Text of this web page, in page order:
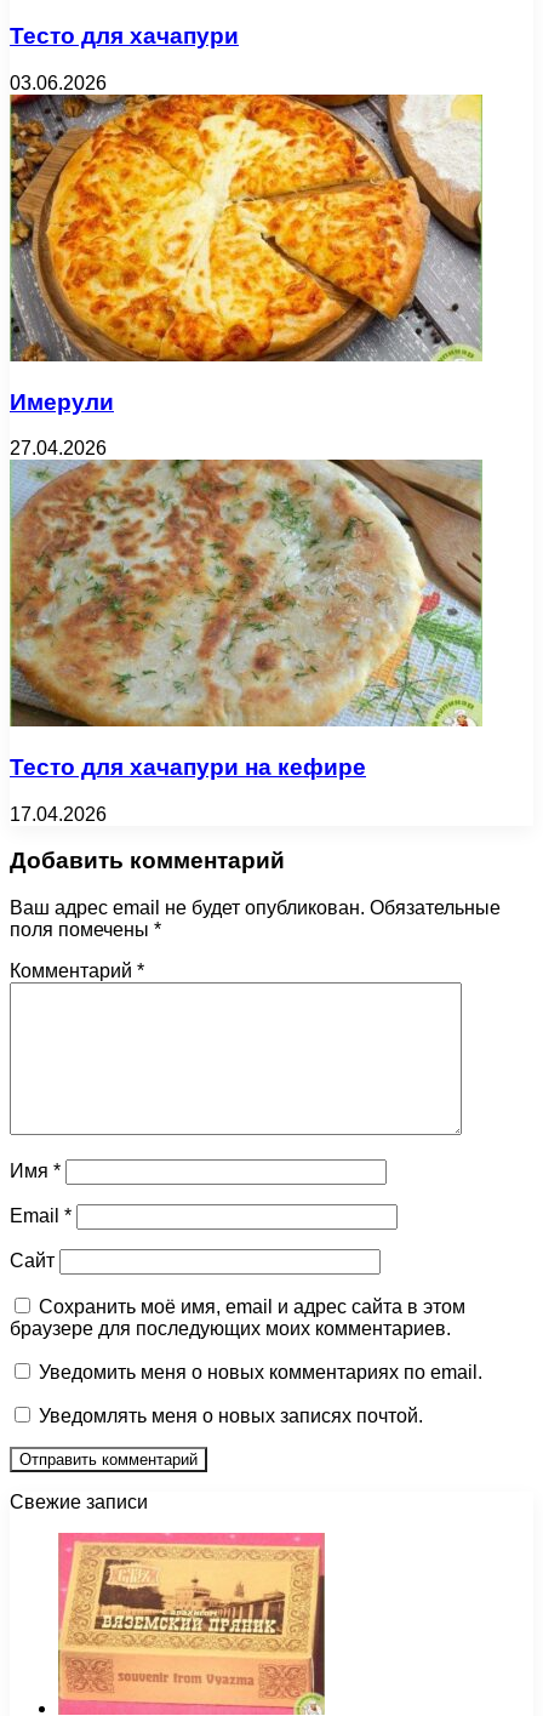
Тесто для хачапури
03.06.2026
Имерули
27.04.2026
Тесто для хачапури на кефире
17.04.2026
Добавить комментарий
Ваш адрес email не будет опубликован. Обязательные
поля помечены *
Комментарий *
Имя *
Email *
Сайт
Сохранить моё имя, email и адрес сайта в этом
браузере для последующих моих комментариев.
Уведомить меня о новых комментариях по email.
Уведомлять меня о новых записях почтой.
Свежие записи